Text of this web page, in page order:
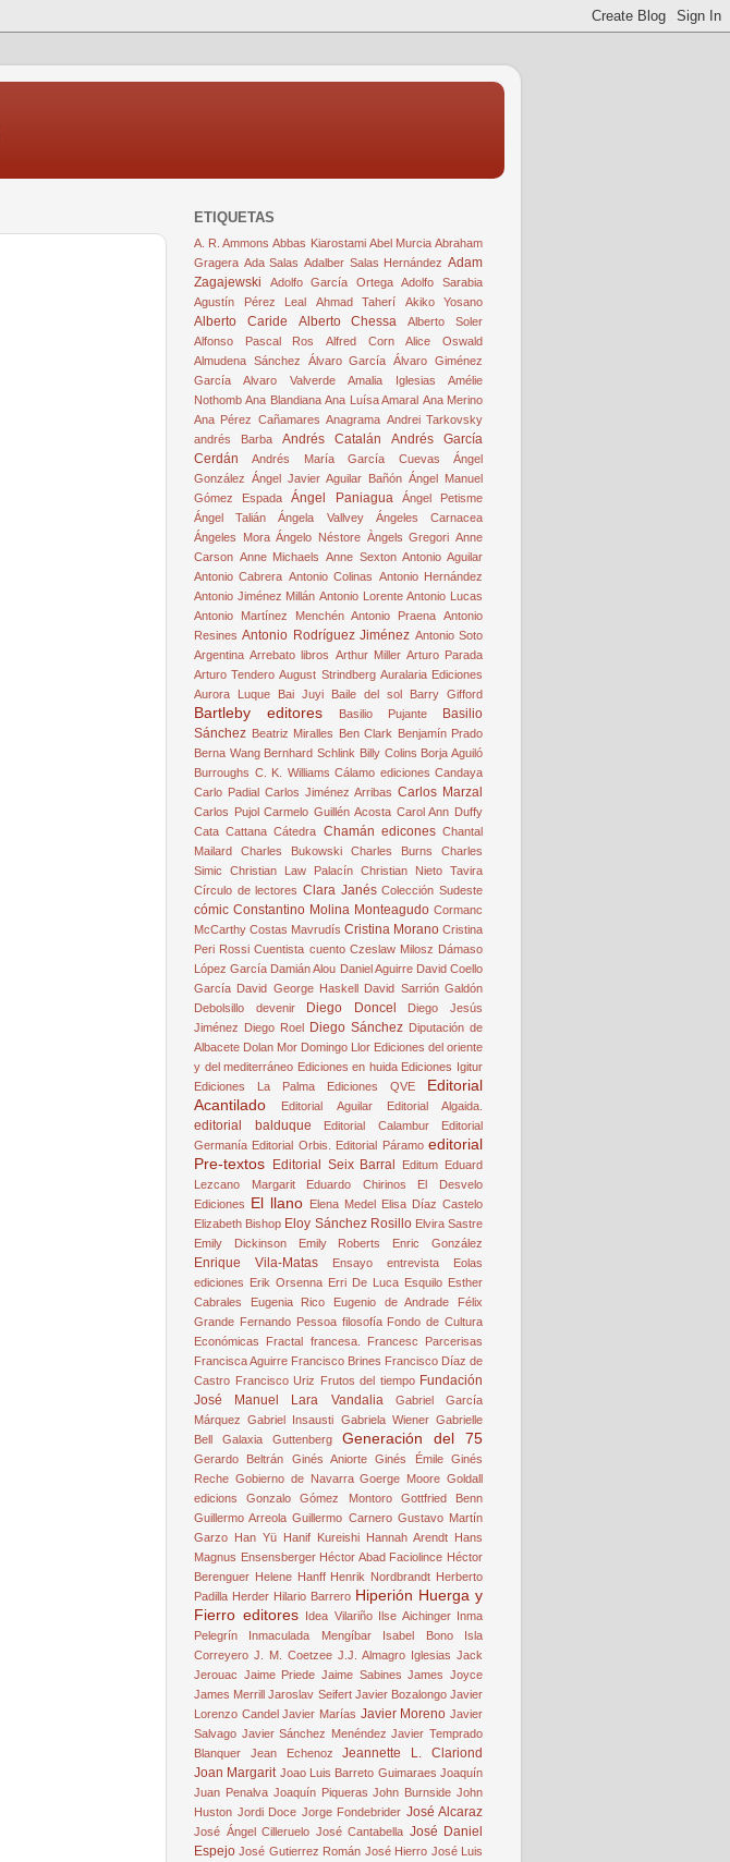
ETIQUETAS
A. R. Ammons Abbas Kiarostami Abel Murcia Abraham
Gragera Ada Salas Adalber Salas Hernández Adam
Zagajewski
Adolfo García Ortega
Adolfo Sarabia
Agustín Pérez Leal
Ahmad Taherí Akiko Yosano
Alberto Caride Alberto Chessa
Alberto Soler
Alfonso Pascal Ros
Alfred Corn
Alice Oswald
Almudena Sánchez
Álvaro García
Álvaro Giménez
García
Alvaro Valverde Amalia Iglesias
Amélie
Nothomb Ana Blandiana Ana Luísa Amaral Ana Merino
Ana Pérez Cañamares Anagrama Andrei Tarkovsky
andrés Barba
Andrés Catalán
Andrés García
Cerdán
Andrés María García Cuevas
Ángel
González Ángel Javier Aguilar Bañón Ángel Manuel
Gómez Espada
Ángel Paniagua
Ángel Petisme
Ángel Talián
Ángela Vallvey
Ángeles Carnacea
Ángeles Mora Ángelo Néstore Àngels Gregori Anne
Carson Anne Michaels Anne Sexton Antonio Aguilar
Antonio Cabrera Antonio Colinas Antonio Hernández
Antonio Jiménez Millán Antonio Lorente Antonio Lucas
Antonio Martínez Menchén Antonio Praena Antonio
Resines Antonio Rodríguez Jiménez Antonio Soto
Argentina Arrebato libros Arthur Miller Arturo Parada
Arturo Tendero August Strindberg Auralaria Ediciones
Aurora Luque
Bai Juyi Baile del sol Barry Gifford
Bartleby editores Basilio Pujante
Basilio
Sánchez Beatriz Miralles Ben Clark Benjamín Prado
Berna Wang Bernhard Schlink Billy Colins Borja Aguiló
Burroughs C. K. Williams Cálamo ediciones Candaya
Carlo Padial Carlos Jiménez Arribas Carlos Marzal
Carlos Pujol Carmelo Guillén Acosta Carol Ann Duffy
Cata Cattana Cátedra Chamán edicones Chantal
Mailard
Charles Bukowski Charles Burns
Charles
Simic
Christian Law Palacín Christian Nieto Tavira
Círculo de lectores Clara Janés Colección Sudeste
cómic Constantino Molina Monteagudo Cormanc
McCarthy Costas Mavrudís Cristina Morano Cristina
Peri Rossi Cuentista cuento Czeslaw Milosz Dámaso
López García Damián Alou Daniel Aguirre David Coello
García David George Haskell David Sarrión Galdón
Debolsillo
devenir Diego Doncel
Diego Jesús
Jiménez Diego Roel Diego Sánchez Diputación de
Albacete Dolan Mor Domingo Llor Ediciones del oriente
y del mediterráneo Ediciones en huida Ediciones Igitur
Ediciones La Palma
Ediciones QVE
Editorial
Acantilado
Editorial Aguilar Editorial Algaida.
editorial balduque Editorial Calambur
Editorial
Germanía Editorial Orbis. Editorial Páramo editorial
Pre-textos Editorial Seix Barral Editum Eduard
Lezcano Margarit
Eduardo Chirinos
El Desvelo
Ediciones
El llano Elena Medel Elisa Díaz Castelo
Elizabeth Bishop Eloy Sánchez Rosillo Elvira Sastre
Emily Dickinson
Emily Roberts Enric González
Enrique Vila-Matas Ensayo entrevista
Eolas
ediciones Erik Orsenna Erri De Luca Esquilo Esther
Cabrales
Eugenia Rico Eugenio de Andrade
Félix
Grande Fernando Pessoa filosofía Fondo de Cultura
Económicas
Fractal francesa.
Francesc Parcerisas
Francisca Aguirre Francisco Brines Francisco Díaz de
Castro Francisco Uriz Frutos del tiempo Fundación
José Manuel Lara Vandalia
Gabriel García
Márquez
Gabriel Insausti Gabriela Wiener Gabrielle
Bell
Galaxia Guttenberg Generación del 75
Gerardo Beltrán Ginés Aniorte Ginés Émile
Ginés
Reche Gobierno de Navarra Goerge Moore Goldall
edicions
Gonzalo Gómez Montoro
Gottfried Benn
Guillermo Arreola Guillermo Carnero Gustavo Martín
Garzo Han Yü Hanif Kureishi Hannah Arendt Hans
Magnus Ensensberger Héctor Abad Faciolince Héctor
Berenguer Helene Hanff Henrik Nordbrandt Herberto
Padilla Herder Hilario Barrero Hiperión Huerga y
Fierro editores
Idea Vilariño Ilse Aichinger Inma
Pelegrín
Inmaculada Mengíbar Isabel Bono
Isla
Correyero J. M. Coetzee J.J. Almagro Iglesias Jack
Jerouac Jaime Priede Jaime Sabines James Joyce
James Merrill Jaroslav Seifert Javier Bozalongo Javier
Lorenzo Candel Javier Marías Javier Moreno Javier
Salvago Javier Sánchez Menéndez Javier Temprado
Blanquer
Jean Echenoz
Jeannette L. Clariond
Joan Margarit Joao Luis Barreto Guimaraes Joaquín
Juan Penalva Joaquín Piqueras John Burnside John
Huston Jordi Doce Jorge Fondebrider José Alcaraz
José Ángel Cilleruelo José Cantabella José Daniel
Espejo José Gutierrez Román José Hierro José Luis